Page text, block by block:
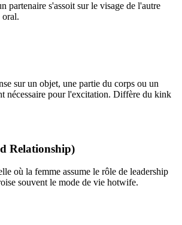
partenaire s'assoit sur le visage de l'autre
oral.
sur un objet, une partie du corps ou un
nécessaire pour l'excitation. Diffère du kink
Relationship)
où la femme assume le rôle de leadership
souvent le mode de vie hotwife.